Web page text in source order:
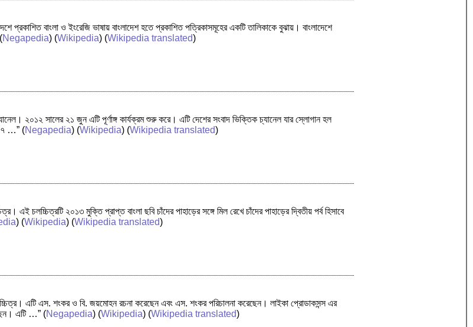
প্রকাশিত বাংলা ও ইংরেজি ভাষায় বাংলাদেশ হতে প্রকাশিত পত্রিকাসমূহের একটি তালিকাকে বুঝায়। বাংলাদেশে
(Negapedia) (Wikipedia) (Wikipedia translated)
২০১২ সালের ২১ জুন এটি পূর্ণাঙ্গ কার্যক্রম শুরু করে। এটি দেশের সংবাদ ভিক্তিক চ্যানেল যার স্লোগান হল
…” (Negapedia) (Wikipedia) (Wikipedia translated)
এই চলচ্চিত্রটি ২০১৩ মুক্তি প্রাপ্ত বাংলা ছবি চাঁদের পাহাড়ের সঙ্গে মিল রেখে চাঁদের পাহাড়ের দ্বিতীয় পর্ব হিসাবে
) (Wikipedia) (Wikipedia translated)
এটি এস. শংকর ও বি. জয়মোহন রচনা করেছেন এবং এস. শংকর পরিচালনা করেছেন। লাইকা প্রোডাকসন্স এর
এটি …” (Negapedia) (Wikipedia) (Wikipedia translated)